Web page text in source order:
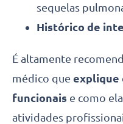
sequelas
Histórico de
É altamente
médico que explique
funcionais e como
atividades